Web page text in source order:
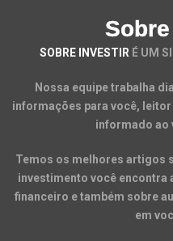
SOBRE INVESTIR É UM
Nossa equipe trabalha
informações para você,
informado ao
Temos os melhores artigos
investimento você encontra
financeiro e também sobre
em